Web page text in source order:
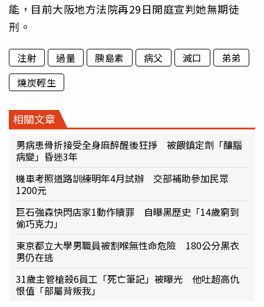
能，目前大阪地方法院再29日開庭宣判她無期徒
刑。
注射 過量 胰島素 病父 滅口
弟弟
燒炭輕生
相關文章
男病患骨折接受全身麻醉醒後狂掙 被餵鎮定劑「釀腦
病變」昏迷3年
機車考照道路訓練明年4月試辦 交部補助參加民眾
1200元
巨石強森快閃店家1動作贖罪 自曝黑歷史「14歲窮到
偷巧克力」
東京都立大學男職員被割喉無性命危險 180公分黑衣
男仍在逃
31歲主管槍殺6員工「死亡筆記」被曝光 他吐超高仇
恨值「部屬背叛我」